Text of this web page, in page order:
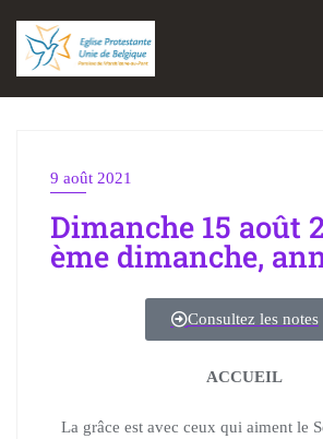
9 août 2021
Dimanche 15 août
ème dimanche,
Consultez les notes
ACCUEIL
La grâce est avec ceux qui aiment le